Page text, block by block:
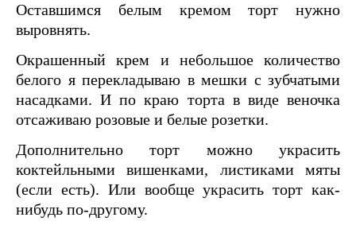
Оставшимся белым кремом торт нужно
выровнять.
Окрашенный крем и небольшое количество
белого я перекладываю в мешки с зубчатыми
насадками. И по краю торта в виде веночка
отсаживаю розовые и белые розетки.
Дополнительно торт можно украсить
коктейльными вишенками, листиками мяты
(если есть). Или вообще украсить торт как-
нибудь по-другому.